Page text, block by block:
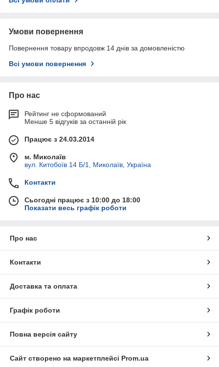
Умови повернення
Повернення товару впродовж 14 днів за домовленістю
Всі умови повернення
Про нас
Рейтинг не сформований
Менше 5 відгуків за останній рік
Працює з 24.03.2014
м. Миколаїв
вул. Китобоїв 14 Б/1, Миколаїв, Україна
Контакти
Сьогодні працює з 10:00 до 18:00
Показати весь графік роботи
Про нас
Контакти
Доставка та оплата
Графік роботи
Повна версія сайту
Сайт створено на маркетплейсі Prom.ua